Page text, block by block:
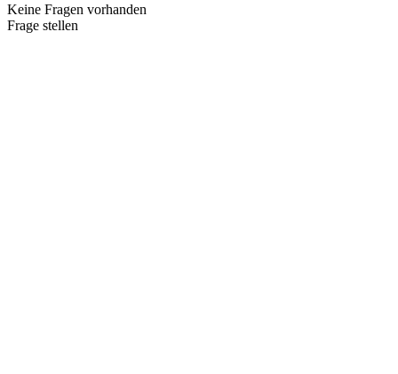
Keine Fragen vorhanden
Frage stellen